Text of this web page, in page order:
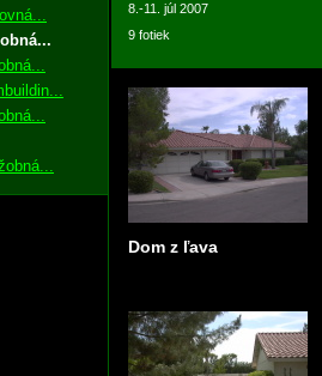
8.-11. júl 2007
9 fotiek
Dom z ľava